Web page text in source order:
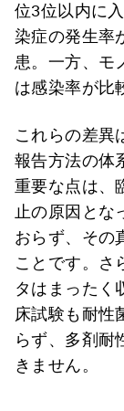
位3位以内に
染症の発生率
患。一方、モ
は感染率が比
これらの差異
報告方法の体
重要な点は、
止の原因とな
おらず、その
ことです。さ
タはまったく
床試験も耐性
らず、多剤耐
きません。